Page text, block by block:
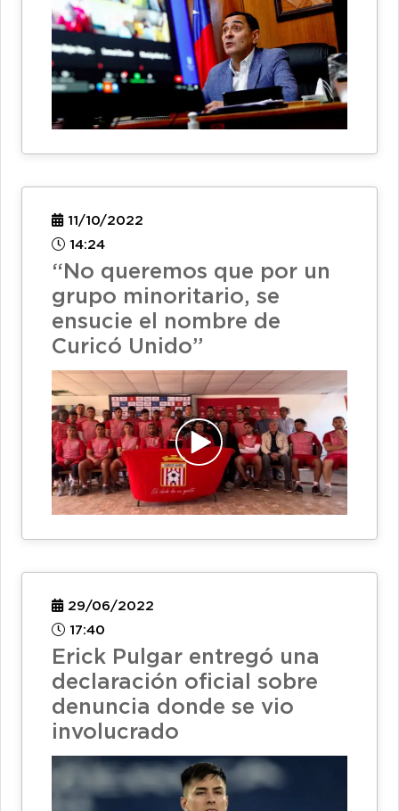
11/10/2022
14:24
“No queremos que por un
grupo minoritario, se
ensucie el nombre de
Curicó Unido”
29/06/2022
17:40
Erick Pulgar entregó una
declaración oficial sobre
denuncia donde se vio
involucrado